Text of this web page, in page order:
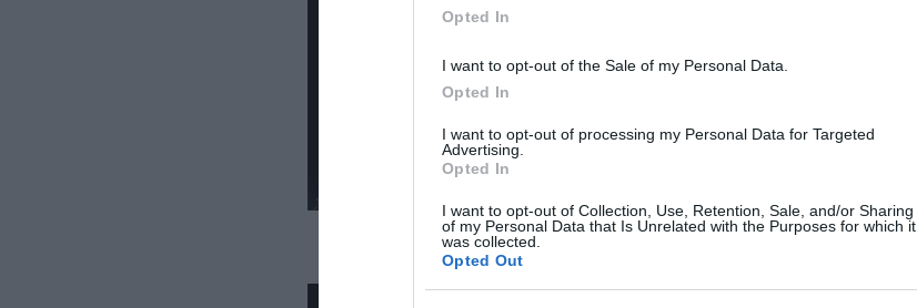
Opted In
I want to opt-out of the Sale of my Personal Data.
Opted In
I want to opt-out of processing my Personal Data for Targeted
Advertising.
Opted In
I want to opt-out of Collection, Use, Retention, Sale, and/or Sharing
of my Personal Data that Is Unrelated with the Purposes for which it
was collected.
Opted Out